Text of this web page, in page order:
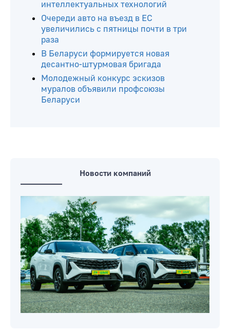
интеллектуальных технологий
Очереди авто на въезд в ЕС
увеличились с пятницы почти в три
раза
В Беларуси формируется новая
десантно-штурмовая бригада
Молодежный конкурс эскизов
муралов объявили профсоюзы
Беларуси
Новости компаний